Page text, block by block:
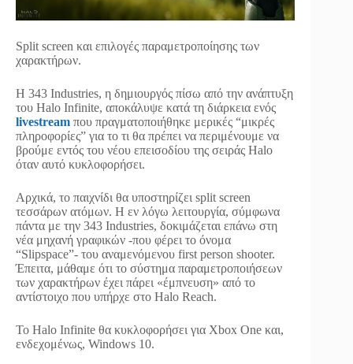
Split screen και επιλογές παραμετροποίησης των
χαρακτήρων.
Η 343 Industries, η δημιουργός πίσω από την ανάπτυξη
του Halo Infinite, αποκάλυψε κατά τη διάρκεια ενός
livestream που πραγματοποιήθηκε μερικές “μικρές
πληροφορίες” για το τι θα πρέπει να περιμένουμε να
βρούμε εντός του νέου επεισοδίου της σειράς Halo
όταν αυτό κυκλοφορήσει.
Αρχικά, το παιχνίδι θα υποστηρίζει split screen
τεσσάρων ατόμων. Η εν λόγω λειτουργία, σύμφωνα
πάντα με την 343 Industries, δοκιμάζεται επάνω στη
νέα μηχανή γραφικών -που φέρει το όνομα
“Slipspace”- του αναμενόμενου first person shooter.
Έπειτα, μάθαμε ότι το σύστημα παραμετροποιήσεων
των χαρακτήρων έχει πάρει «έμπνευση» από το
αντίστοιχο που υπήρχε στο Halo Reach.
Το Halo Infinite θα κυκλοφορήσει για Xbox One και,
ενδεχομένως, Windows 10.